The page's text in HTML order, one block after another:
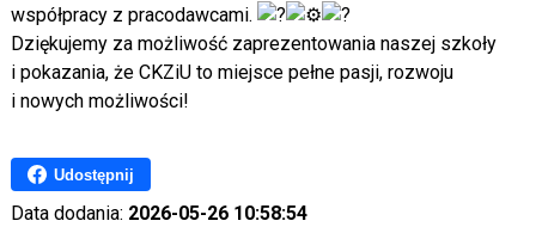
współpracy z pracodawcami.
Dziękujemy za możliwość zaprezentowania naszej szkoły
i pokazania, że CKZiU to miejsce pełne pasji, rozwoju
i nowych możliwości!
Udostępnij
Data dodania: 2026-05-26 10:58:54